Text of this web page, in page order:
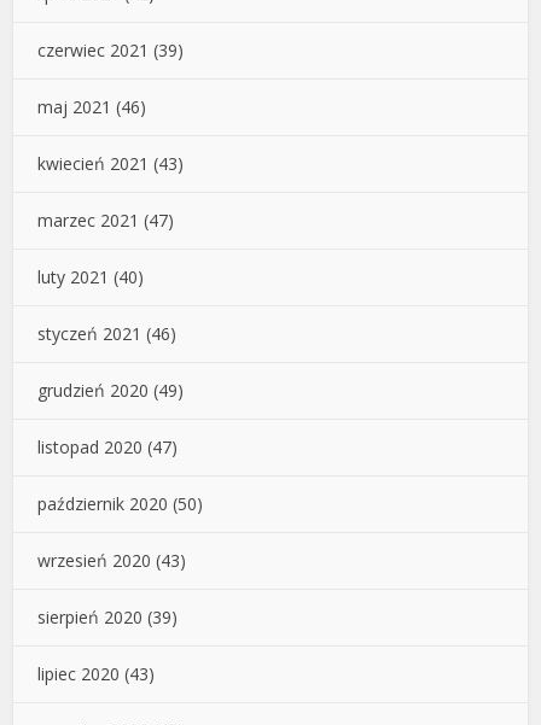
czerwiec 2021 (39)
maj 2021 (46)
kwiecień 2021 (43)
marzec 2021 (47)
luty 2021 (40)
styczeń 2021 (46)
grudzień 2020 (49)
listopad 2020 (47)
październik 2020 (50)
wrzesień 2020 (43)
sierpień 2020 (39)
lipiec 2020 (43)